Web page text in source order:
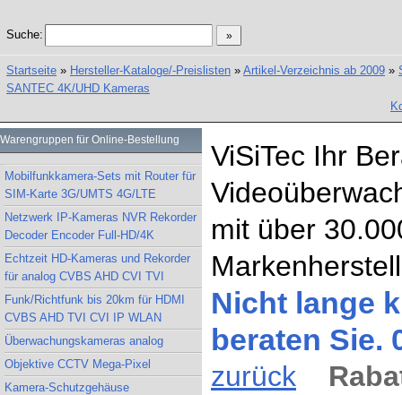
Suche:
Startseite » Hersteller-Kataloge/-Preislisten » Artikel-Verzeichnis ab 2009 »
SANTEC 4K/UHD Kameras
Warengruppen für Online-Bestellung
Mobilfunkkamera-Sets mit Router für
SIM-Karte 3G/UMTS 4G/LTE
Netzwerk IP-Kameras NVR Rekorder
Decoder Encoder Full-HD/4K
Echtzeit HD-Kameras und Rekorder
für analog CVBS AHD CVI TVI
Funk/Richtfunk bis 20km für HDMI
CVBS AHD TVI CVI IP WLAN
Überwachungskameras analog
Objektive CCTV Mega-Pixel
Kamera-Schutzgehäuse
ViSiTec Ihr
mit über
Nicht lange
beraten Sie.
zurück